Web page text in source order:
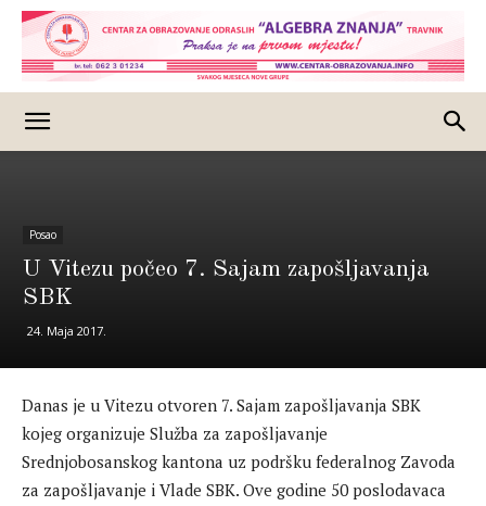
Posao
U Vitezu počeo 7. Sajam zapošljavanja
SBK
24. Maja 2017.
Danas je u Vitezu otvoren 7. Sajam zapošljavanja SBK
kojeg organizuje Služba za zapošljavanje
Srednjobosanskog kantona uz podršku federalnog Zavoda
za zapošljavanje i Vlade SBK. Ove godine 50 poslodavaca